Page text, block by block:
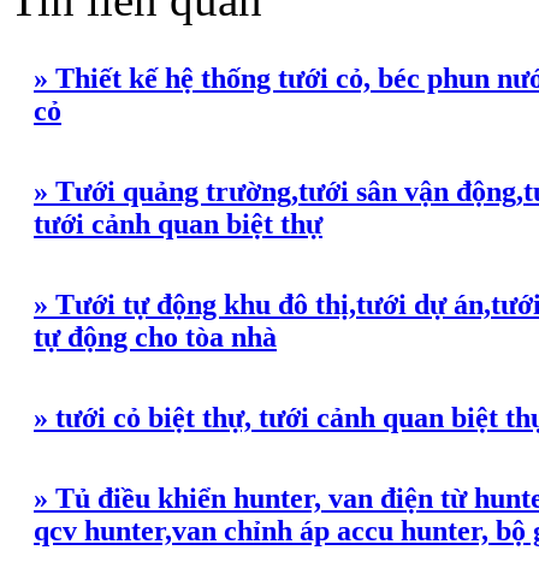
» Thiết kế hệ thống tưới cỏ, béc phun
cỏ
» Tưới quảng trường,tưới sân vận
tưới cảnh quan biệt thự
» Tưới tự động khu đô thị,tưới dự
tự động cho tòa nhà
» tưới cỏ biệt thự, tưới cảnh quan biệt
» Tủ điều khiển hunter, van điện từ
qcv hunter,van chỉnh áp accu hunter, bộ